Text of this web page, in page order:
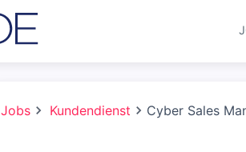
Jobs Kundendienst Cyber Sales